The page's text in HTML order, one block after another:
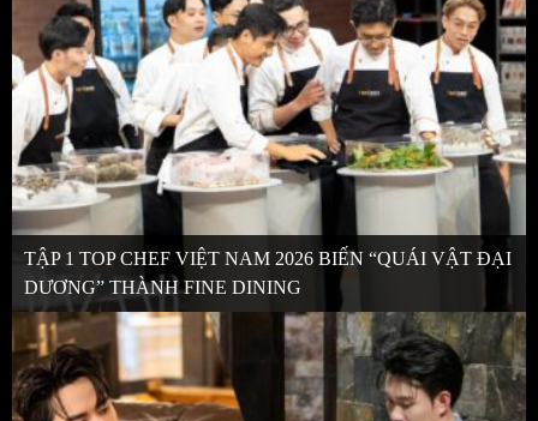
TẬP 1 TOP CHEF VIỆT NAM 2026 BIẾN “QUÁI VẬT ĐẠI
DƯƠNG” THÀNH FINE DINING